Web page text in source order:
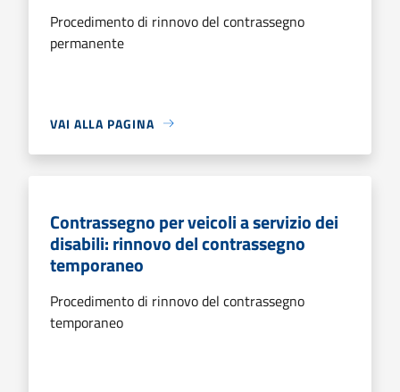
Procedimento di rinnovo del contrassegno
permanente
VAI ALLA PAGINA
Contrassegno per veicoli a servizio dei
disabili: rinnovo del contrassegno
temporaneo
Procedimento di rinnovo del contrassegno
temporaneo